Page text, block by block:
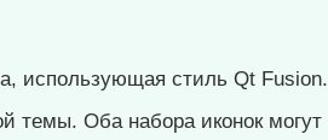
использующая стиль Qt Fusion.
темы. Оба набора иконок могут